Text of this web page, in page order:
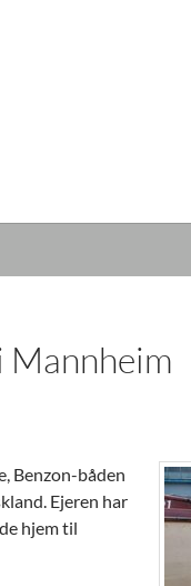
Mannheim
Benzon-båden
Ejeren har
hjem til